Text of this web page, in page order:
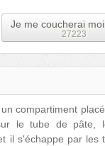
Je me coucherai
27223
compartiment
le tube de pâte,
il s'échappe par les